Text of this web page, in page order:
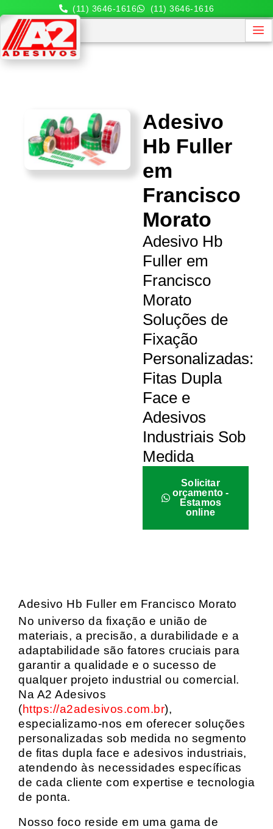
(11) 3646-1616 (11) 3646-1616
Adesivo
Hb Fuller
em
Francisco
Morato
Adesivo Hb
Fuller em
Francisco
Morato
Soluções de
Fixação
Personalizadas:
Fitas Dupla
Face e
Adesivos
Industriais Sob
Medida
Solicitar
orçamento -
Estamos
online
Adesivo Hb Fuller em Francisco Morato
No universo da fixação e união de
materiais, a precisão, a durabilidade e a
adaptabilidade são fatores cruciais para
garantir a qualidade e o sucesso de
qualquer projeto industrial ou comercial.
Na A2 Adesivos
(https://a2adesivos.com.br),
especializamo-nos em oferecer soluções
personalizadas sob medida no segmento
de fitas dupla face e adesivos industriais,
atendendo às necessidades específicas
de cada cliente com expertise e tecnologia
de ponta.
Nosso foco reside em uma gama de